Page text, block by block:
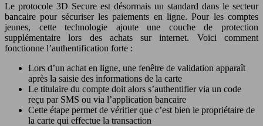
Le protocole 3D Secure est désormais un standard dans le secteur
bancaire pour sécuriser les paiements en ligne. Pour les comptes
jeunes, cette technologie ajoute une couche de protection
supplémentaire lors des achats sur internet. Voici comment
fonctionne l’authentification forte :
Lors d’un achat en ligne, une fenêtre de validation apparaît
après la saisie des informations de la carte
Le titulaire du compte doit alors s’authentifier via un code
reçu par SMS ou via l’application bancaire
Cette étape permet de vérifier que c’est bien le propriétaire de
la carte qui effectue la transaction